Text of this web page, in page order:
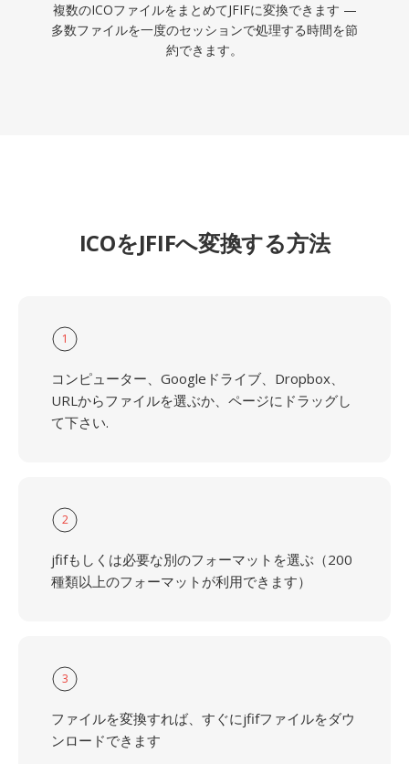
複数のICOファイルをまとめてJFIFに変換できます —
多数ファイルを一度のセッションで処理する時間を節
約できます。
ICOをJFIFへ変換する方法
1
コンピューター、Googleドライブ、Dropbox、
URLからファイルを選ぶか、ページにドラッグし
て下さい.
2
jfifもしくは必要な別のフォーマットを選ぶ（200
種類以上のフォーマットが利用できます）
3
ファイルを変換すれば、すぐにjfifファイルをダウ
ンロードできます